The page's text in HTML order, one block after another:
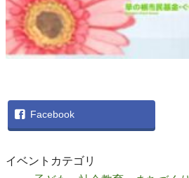
Facebook
イベントカテゴリ